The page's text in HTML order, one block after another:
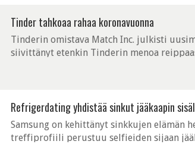
Tinder tahkoaa rahaa koronavuonna
Tinderin omistava Match Inc. julkisti
siivittänyt etenkin Tinderin menoa
Refrigerdating yhdistää sinkut jääkaapin
Samsung on kehittänyt sinkkujen elämän
treffiprofiili perustuu selfieiden sijaan